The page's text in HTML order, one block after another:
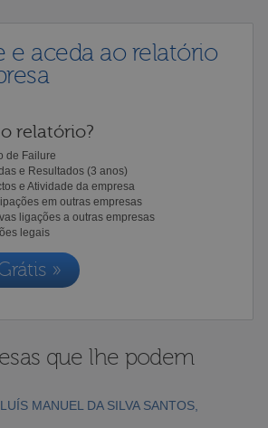
e aceda ao relatório
relatório?
de Failure
e Resultados (3 anos)
e Atividade da empresa
em outras empresas
ligações a outras empresas
legais
»
que lhe podem
MANUEL DA SILVA SANTOS,